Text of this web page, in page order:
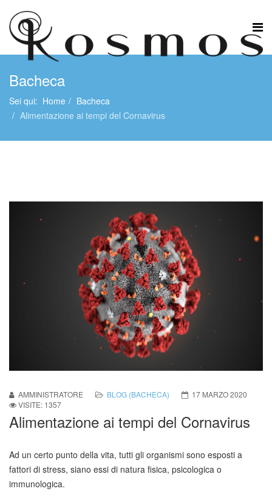
Bacheca
Sei qui: Home
Bacheca
Alimentazione ai tempi del Cornavirus
AMMINISTRATORE BLOG (BACHECA)
17 MARZO 2020
VISITE: 1357
Alimentazione ai tempi del Cornavirus
Ad un certo punto della vita, tutti gli organismi sono esposti a
fattori di stress, siano essi di natura fisica, psicologica o
immunologica.